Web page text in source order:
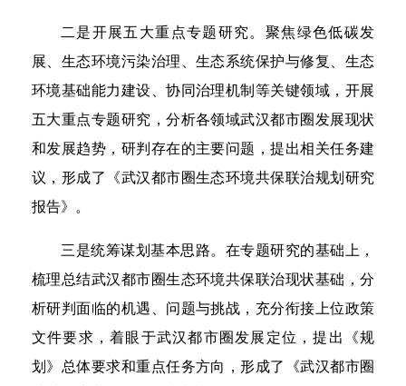
二是开展五大重点专题研究。聚焦绿色低碳发
展、生态环境污染治理、生态系统保护与修复、生态
环境基础能力建设、协同治理机制等关键领域，开展
五大重点专题研究，分析各领域武汉都市圈发展现状
和发展趋势，研判存在的主要问题，提出相关任务建
议，形成了《武汉都市圈生态环境共保联治规划研究
报告》。
三是统筹谋划基本思路。在专题研究的基础上，
梳理总结武汉都市圈生态环境共保联治现状基础，分
析研判面临的机遇、问题与挑战，充分衔接上位政策
文件要求，着眼于武汉都市圈发展定位，提出《规
划》总体要求和重点任务方向，形成了《武汉都市圈